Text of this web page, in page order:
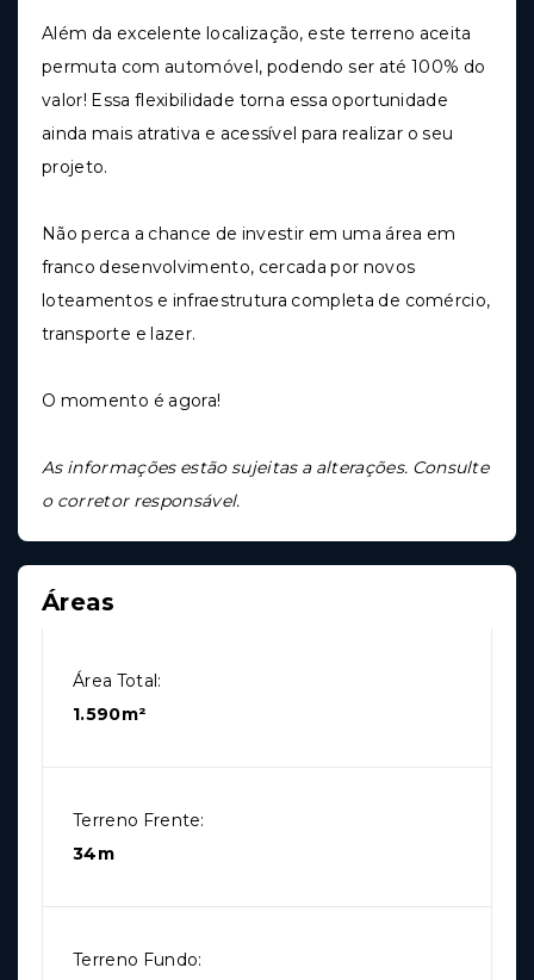
Além da excelente localização, este terreno aceita
permuta com automóvel, podendo ser até 100% do
valor! Essa flexibilidade torna essa oportunidade
ainda mais atrativa e acessível para realizar o seu
projeto.
Não perca a chance de investir em uma área em
franco desenvolvimento, cercada por novos
loteamentos e infraestrutura completa de comércio,
transporte e lazer.
O momento é agora!
As informações estão sujeitas a alterações. Consulte
o corretor responsável.
Áreas
Área Total:
1.590m²
Terreno Frente:
34m
Terreno Fundo: